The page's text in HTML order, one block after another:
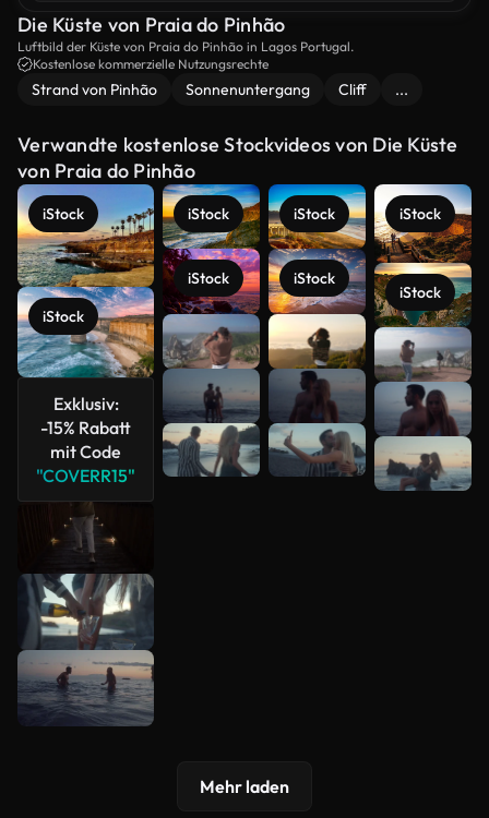
Die Küste von Praia do Pinhão
Luftbild der Küste von Praia do Pinhão in Lagos Portugal.
Kostenlose kommerzielle Nutzungsrechte
Strand von Pinhão Sonnenuntergang Cliff ...
Verwandte kostenlose Stockvideos von Die Küste
von Praia do Pinhão
iStock
iStock
Exklusiv:
-15% Rabatt
mit Code
"COVERR15"
iStock
iStock
iStock
iStock
iStock
iStock
Mehr
anzeigen
Mehr laden